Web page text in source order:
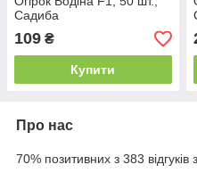
Садиба
109 ₴
Купити
Про нас
70% позитивних з 383 відгуків